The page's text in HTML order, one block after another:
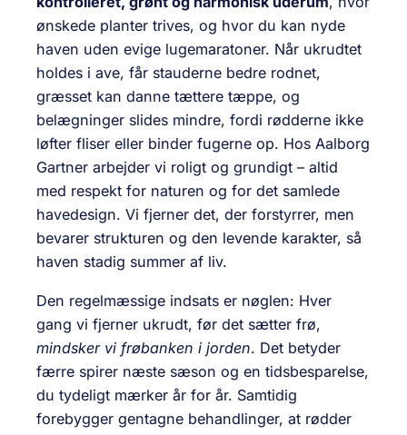
ønskede planter trives, og hvor du kan nyde
haven uden evige lugemaratoner. Når ukrudtet
holdes i ave, får stauderne bedre rodnet,
græsset kan danne tættere tæppe, og
belægninger slides mindre, fordi rødderne ikke
løfter fliser eller binder fugerne op. Hos Aalborg
Gartner arbejder vi roligt og grundigt – altid
med respekt for naturen og for det samlede
havedesign. Vi fjerner det, der forstyrrer, men
bevarer strukturen og den levende karakter, så
haven stadig summer af liv.
Den regelmæssige indsats er nøglen: Hver
gang vi fjerner ukrudt, før det sætter frø,
mindsker vi frøbanken i jorden. Det betyder
færre spirer næste sæson og en tidsbesparelse,
du tydeligt mærker år for år. Samtidig
forebygger gentagne behandlinger, at rødder